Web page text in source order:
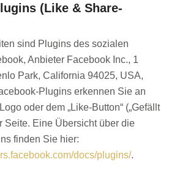
(Like & Share-
sind Plugins des sozialen
Anbieter Facebook Inc., 1
Park, California 94025, USA,
Plugins erkennen Sie an
oder dem „Like-Button“ („Gefällt
Seite. Eine Übersicht über die
finden Sie hier:
docs/plugins/.